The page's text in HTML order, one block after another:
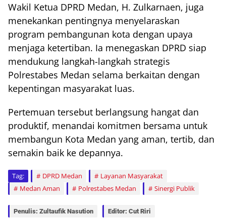
Wakil Ketua DPRD Medan, H. Zulkarnaen, juga
menekankan pentingnya menyelaraskan
program pembangunan kota dengan upaya
menjaga ketertiban. Ia menegaskan DPRD siap
mendukung langkah-langkah strategis
Polrestabes Medan selama berkaitan dengan
kepentingan masyarakat luas.
Pertemuan tersebut berlangsung hangat dan
produktif, menandai komitmen bersama untuk
membangun Kota Medan yang aman, tertib, dan
semakin baik ke depannya.
Tag: DPRD Medan
Layanan Masyarakat
Medan Aman
Polrestabes Medan Sinergi Publik
Penulis: Zultaufik Nasution Editor: Cut Riri